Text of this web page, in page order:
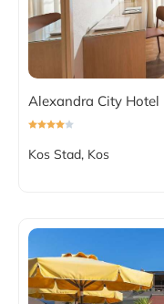
Alexandra City Hotel
Kos Stad, Kos